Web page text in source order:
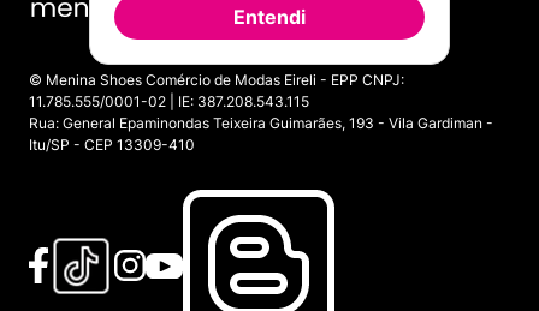
© Menina Shoes Comércio de Modas Eireli - EPP CNPJ:
11.785.555/0001-02 | IE: 387.208.543.115
Rua: General Epaminondas Teixeira Guimarães, 193 - Vila Gardiman -
Itu/SP - CEP 13309-410
Entendi